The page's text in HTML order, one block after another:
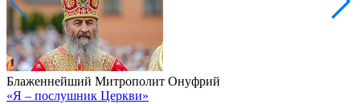
Блаженнейший Митрополит Онуфрий
«Я – послушник Церкви»